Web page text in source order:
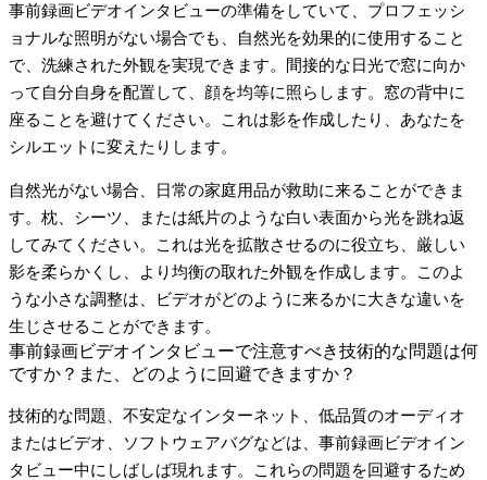
事前録画ビデオインタビューの準備をしていて、プロフェッシ
ョナルな照明がない場合でも、自然光を効果的に使用すること
で、洗練された外観を実現できます。間接的な日光で窓に向か
って自分自身を配置して、顔を均等に照らします。窓の背中に
座ることを避けてください。これは影を作成したり、あなたを
シルエットに変えたりします。
自然光がない場合、日常の家庭用品が救助に来ることができま
す。枕、シーツ、または紙片のような白い表面から光を跳ね返
してみてください。これは光を拡散させるのに役立ち、厳しい
影を柔らかくし、より均衡の取れた外観を作成します。このよ
うな小さな調整は、ビデオがどのように来るかに大きな違いを
生じさせることができます。
事前録画ビデオインタビューで注意すべき技術的な問題は何
ですか？また、どのように回避できますか？
技術的な問題、 不安定なインターネット
低品質のオーディオ
またはビデオ
ソフトウェアバグなどは、事前録画ビデオイン
タビュー中にしばしば現れます。これらの問題を回避するため